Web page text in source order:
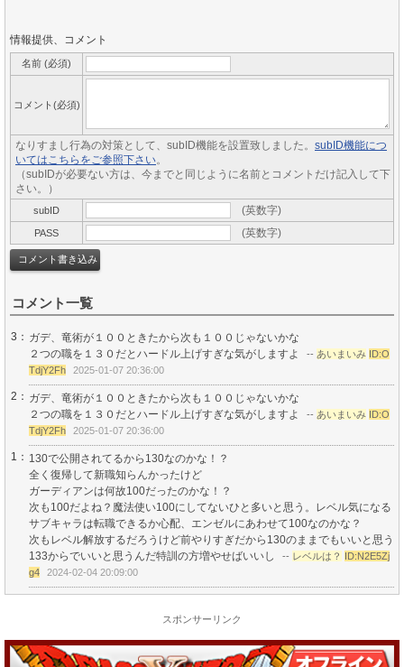
情報提供、コメント
名前 (必須)
コメント(必須)
なりすまし行為の対策として、subID機能を設置致しました。 subID機能につ
いてはこちらをご参照下さい。
（subIDが必要ない方は、今までと同じように名前とコメントだけ記入して下
さい。）
subID (英数字)
PASS (英数字)
コメント一覧
3： ガデ、竜術が１００ときたから次も１００じゃないかな
２つの職を１３０だとハードル上げすぎな気がしますよ
-- あいまいみ ID:O
TdjY2Fh
2025-01-07 20:36:00
2： ガデ、竜術が１００ときたから次も１００じゃないかな
２つの職を１３０だとハードル上げすぎな気がしますよ
-- あいまいみ ID:O
TdjY2Fh
2025-01-07 20:36:00
1： 130で公開されてるから130なのかな！？
全く復帰して新職知らんかったけど
ガーディアンは何故100だったのかな！？
次も100だよね？魔法使い100にしてないひと多いと思う。レベル気になる
サブキャラは転職できるか心配、エンゼルにあわせて100なのかな？
次もレベル解放するだろうけど前やりすぎだから130のままでもいいと思う
133からでいいと思うんだ特訓の方増やせばいいし
-- レベルは？ ID:N2E5Zj
g4
2024-02-04 20:09:00
スポンサーリンク